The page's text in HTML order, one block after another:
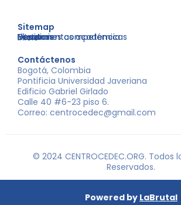
Sitemap
Inicio
Nosotros
Libros
Decisiones competencia
Eventos
Herramientas académicas
Contáctenos
Bogotá, Colombia
Pontificia Universidad Javeriana
Edificio Gabriel Girlado
Calle 40 #6-23 piso 6.
Correo: centrocedec@gmail.com
© 2024 CENTROCEDEC.ORG. Todos
Reservados.
Powered by LaBrutal